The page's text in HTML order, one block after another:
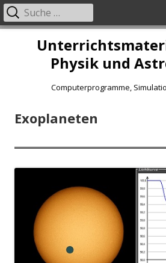
Physik und
Computerprogramme,
Primäres
Menü
Suche
nach:
Exoplaneten